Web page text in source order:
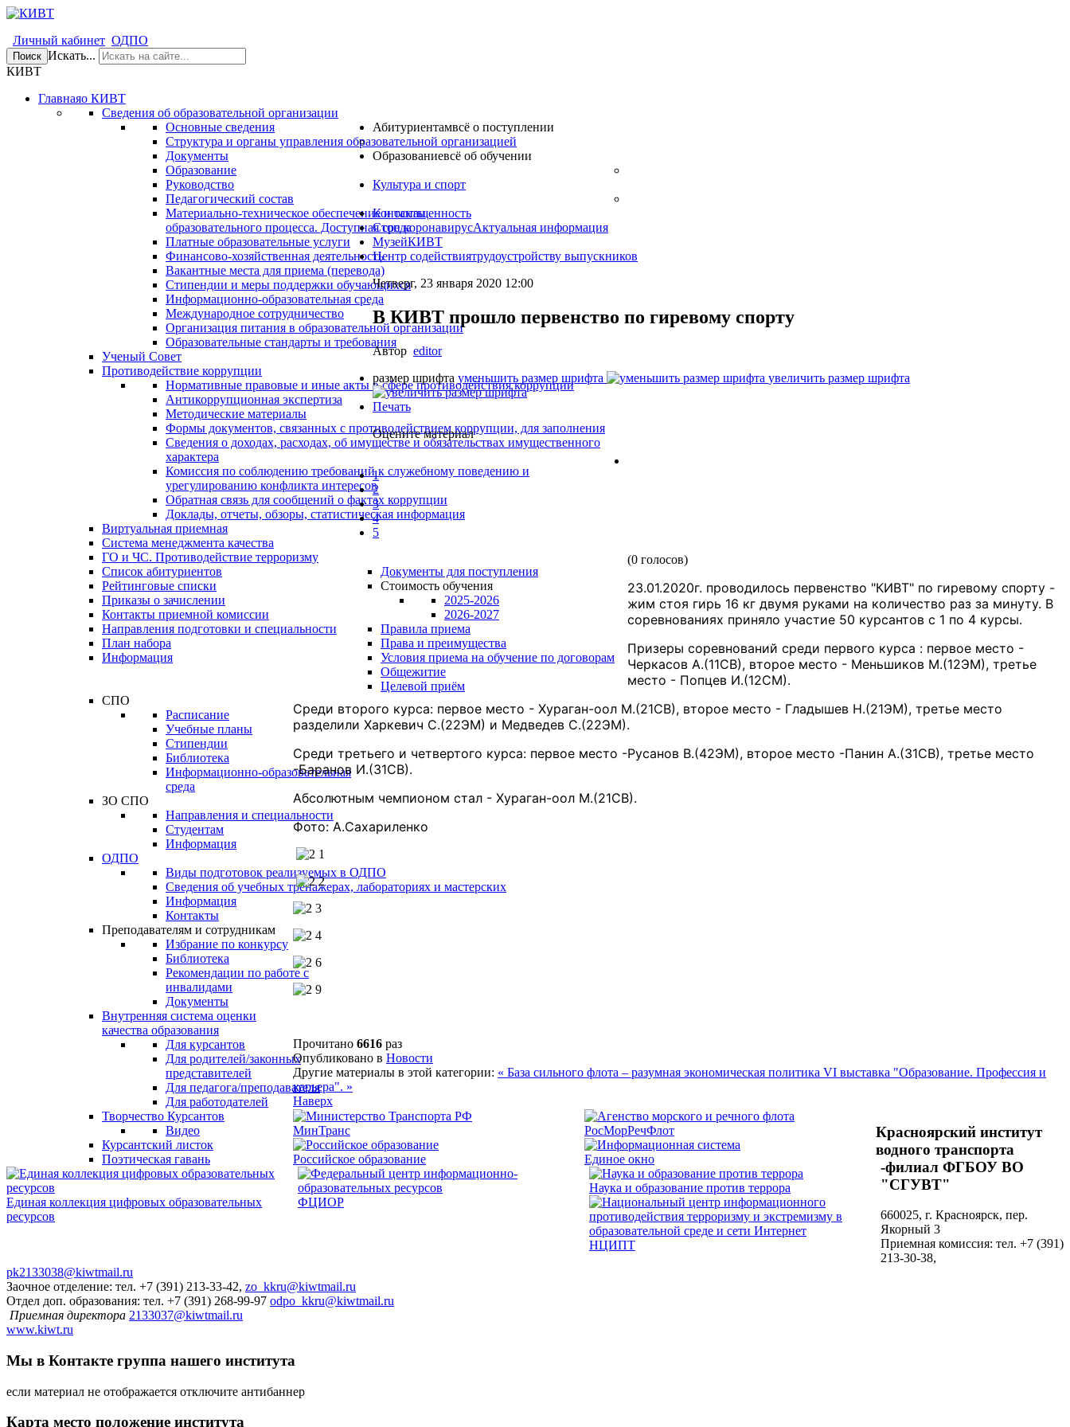
Личный кабинет ОДПО
Поиск Искать...
КИВТ
Главнаяо КИВТ
Сведения об образовательной организации
Основные сведения
Структура и органы управления образовательной организацией
Документы
Образование
Руководство
Педагогический состав
Материально-техническое обеспечение и оснащенность
образовательного процесса. Доступная среда
Платные образовательные услуги
Финансово-хозяйственная деятельность
Вакантные места для приема (перевода)
Стипендии и меры поддержки обучающихся
Информационно-образовательная среда
Международное сотрудничество
Организация питания в образовательной организации
Образовательные стандарты и требования
Ученый Совет
Противодействие коррупции
Нормативные правовые и иные акты в сфере противодействия коррупции
Антикоррупционная экспертиза
Методические материалы
Формы документов, связанных с противодействием коррупции, для заполнения
Сведения о доходах, расходах, об имуществе и обязательствах имущественного
характера
Комиссия по соблюдению требований к служебному поведению и
урегулированию конфликта интересов
Обратная связь для сообщений о фактах коррупции
Доклады, отчеты, обзоры, статистическая информация
Виртуальная приемная
Система менеджмента качества
ГО и ЧС. Противодействие терроризму
Абитуриентамвсё о поступлении
Список абитуриентов
Рейтинговые списки
Приказы о зачислении
Контакты приемной комиссии
Направления подготовки и специальности
План набора
Информация
Документы для поступления
Стоимость обучения
2025-2026
2026-2027
Правила приема
Права и преимущества
Условия приема на обучение по договорам
Общежитие
Целевой приём
Образованиевсё об обучении
СПО
Расписание
Учебные планы
Стипендии
Библиотека
Информационно-образовательная
среда
ЗО СПО
Направления и специальности
Студентам
Информация
ОДПО
Виды подготовок реализуемых в ОДПО
Сведения об учебных тренажерах, лабораториях и мастерских
Информация
Контакты
Преподавателям и сотрудникам
Избрание по конкурсу
Библиотека
Рекомендации по работе с
инвалидами
Документы
Внутренняя система оценки
качества образования
Для курсантов
Для родителей/законных
представителей
Для педагога/преподавателя
Для работодателей
Культура и спорт
Творчество Курсантов
Видео
Курсантский листок
Поэтическая гавань
Контакты
Стоп коронавирусАктуальная информация
МузейКИВТ
Центр содействиятрудоустройству выпускников
Четверг, 23 января 2020 12:00
В КИВТ прошло первенство по гиревому спорту
Автор editor
размер шрифта уменьшить размер шрифта увеличить размер шрифта
Печать
Оцените материал
1
2
3
4
5
(0 голосов)
23.01.2020г. проводилось первенство "КИВТ" по гиревому спорту -
жим стоя гирь 16 кг двумя руками на количество раз за минуту. В
соревнованиях приняло участие 50 курсантов с 1 по 4 курсы.
Призеры соревнований среди первого курса : первое место -
Черкасов А.(11СВ), второе место - Меньшиков М.(12ЭМ), третье
место - Попцев И.(12СМ).
Среди второго курса: первое место - Хураган-оол М.(21СВ), второе место - Гладышев Н.(21ЭМ), третье место
разделили Харкевич С.(22ЭМ) и Медведев С.(22ЭМ).
Среди третьего и четвертого курса: первое место -Русанов В.(42ЭМ), второе место -Панин А.(31СВ), третье место
-Баранов И.(31СВ).
Абсолютным чемпионом стал - Хураган-оол М.(21СВ).
Фото: А.Сахариленко
Прочитано 6616 раз
Опубликовано в Новости
Другие материалы в этой категории: « База сильного флота – разумная экономическая политика VI выставка "Образование. Профессия и
карьера". »
Наверх
МинТранс РосМорРечФлот
Российское образование Единое окно
Единая коллекция цифровых образовательных
ресурсов
ФЦИОР
Наука и образование против террора
НЦИПТ
Красноярский институт
водного транспорта
-филиал ФГБОУ ВО
"СГУВТ"
660025, г. Красноярск, пер.
Якорный 3
Приемная комиссия: тел. +7 (391)
213-30-38,
pk2133038@kiwtmail.ru
Заочное отделение: тел. +7 (391) 213-33-42, zo_kkru@kiwtmail.ru
Отдел доп. образования: тел. +7 (391) 268-99-97 odpo_kkru@kiwtmail.ru
Приемная директора 2133037@kiwtmail.ru
www.kiwt.ru
Мы в Контакте группа нашего института
если материал не отображается отключите антибаннер
Карта место положение института